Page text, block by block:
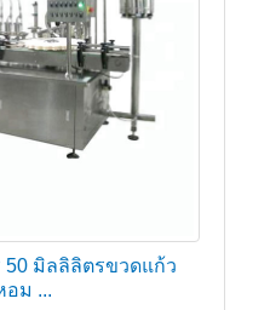
50 มิลลิลิตรขวดแก้ว
อม ...